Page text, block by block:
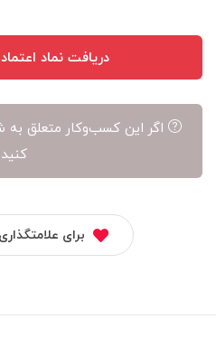
دریافت نماد
اگر این کسب‌وکار متعلق
کنید
برای